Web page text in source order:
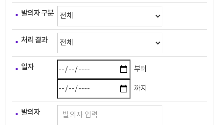
발의자 구분
처리 결과
일자 부터
까지
발의자